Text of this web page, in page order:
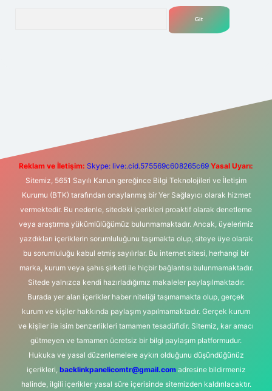
m elexbet
Reklam ve İletişim: Skype: live:.cid.575569c608265c69 Yasal Uyarı:
Sitemiz, 5651 Sayılı Kanun gereğince Bilgi Teknolojileri ve İletişim
Kurumu (BTK) tarafından onaylanmış bir Yer Sağlayıcı olarak hizmet
vermektedir. Bu nedenle, sitedeki içerikleri proaktif olarak denetleme
veya araştırma yükümlülüğümüz bulunmamaktadır. Ancak, üyelerimiz
yazdıkları içeriklerin sorumluluğunu taşımakta olup, siteye üye olarak
bu sorumluluğu kabul etmiş sayılırlar. Bu internet sitesi, herhangi bir
marka, kurum veya şahıs şirketi ile hiçbir bağlantısı bulunmamaktadır.
Sitede yalnızca kendi hazırladığımız makaleler paylaşılmaktadır.
Burada yer alan içerikler haber niteliği taşımamakta olup, gerçek
kurum ve kişiler hakkında paylaşım yapılmamaktadır. Gerçek kurum
ve kişiler ile isim benzerlikleri tamamen tesadüfidir. Sitemiz, kar amacı
gütmeyen ve tamamen ücretsiz bir bilgi paylaşım platformudur.
Hukuka ve yasal düzenlemelere aykırı olduğunu düşündüğünüz
içerikleri, backlinkpanelicomtr@gmail.comadresine bildirmeniz
halinde, ilgili içerikler yasal süre içerisinde sitemizden kaldırılacaktır.